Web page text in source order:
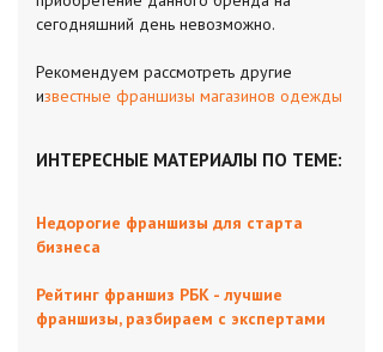
сегодняшний день невозможно.
Рекомендуем рассмотреть другие
известные франшизы магазинов одежды
ИНТЕРЕСНЫЕ МАТЕРИАЛЫ ПО ТЕМЕ:
Недорогие франшизы для старта
бизнеса
Рейтинг франшиз РБК - лучшие
франшизы, разбираем с экспертами